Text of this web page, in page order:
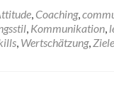
, Coaching,
, Kommunikation,
, Wertschätzung, Ziele